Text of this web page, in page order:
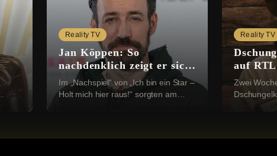
Reality TV
Jan Köppen: So
nachdenklich zeigt er sich
nach dem Dschungelcamp
Im „Nachspiel“ von „Ich bin ein Star –
Holt mich hier raus!“ sorgten am
Reality TV
auf
Gil
Zwei